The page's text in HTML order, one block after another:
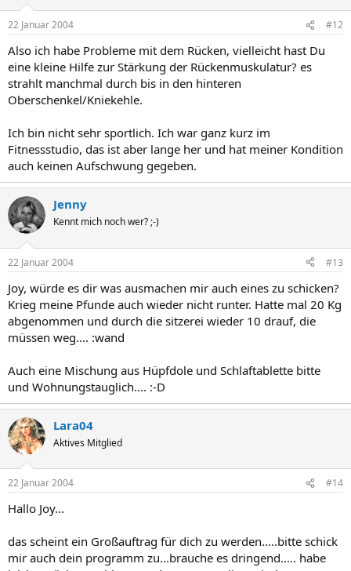
22 Januar 2004 #12
Also ich habe Probleme mit dem Rücken, vielleicht hast Du
eine kleine Hilfe zur Stärkung der Rückenmuskulatur? es
strahlt manchmal durch bis in den hinteren
Oberschenkel/Kniekehle.
Ich bin nicht sehr sportlich. Ich war ganz kurz im
Fitnessstudio, das ist aber lange her und hat meiner Kondition
auch keinen Aufschwung gegeben.
Jenny
Kennt mich noch wer? ;-)
22 Januar 2004 #13
Joy, würde es dir was ausmachen mir auch eines zu schicken?
Krieg meine Pfunde auch wieder nicht runter. Hatte mal 20 Kg
abgenommen und durch die sitzerei wieder 10 drauf, die
müssen weg.... :wand
Auch eine Mischung aus Hüpfdole und Schlaftablette bitte
und Wohnungstauglich.... :-D
Lara04
Aktives Mitglied
22 Januar 2004 #14
Hallo Joy...
das scheint ein Großauftrag für dich zu werden.....bitte schick
mir auch dein programm zu...brauche es dringend..... habe